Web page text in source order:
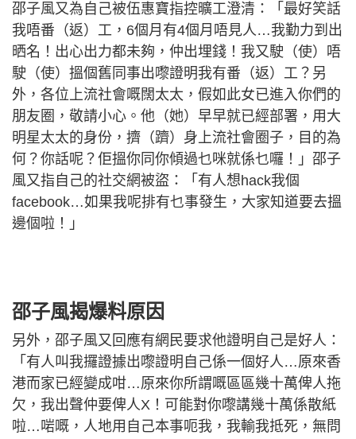
邵子風又為自己被伍惠寶指控曠工澄清：「最好笑話
我唔番（返）工，6個月有4個月唔見人…我勤力到出
晒名！出心出力都未夠，仲出埋錢！我又駛（使）唔
駛（使）搵個舊同事出嚟證明我有番（返）工？另
外，各位上流社會嘅闊太太，假如此女已進入你們的
朋友圈，敬請小心。他（她）早早就已經部署，用大
明星太太的身份，擠（躋）身上流社會圈子，目的為
何？你話呢？佢搵你同你傾過乜咪就係乜囉！」邵子
風又指自己的社交網被盜：「有人想hack我個
facebook…如果我呢排有乜事發生，大家知道要去搵
邊個啦！」
邵子風揭爆料原因
另外，邵子風又回應有網民要求他證明自己是好人：
「有人叫我攞證據出嚟證明自己係一個好人…原來香
港而家已經變成咁…原來你所謂嘅區區幾十萬俾人拖
欠，我出聲仲要俾人X！可能對你嚟講幾十萬係散紙
啦…啱嘅，人地用自己本事呃我，我輸我抵死，無問